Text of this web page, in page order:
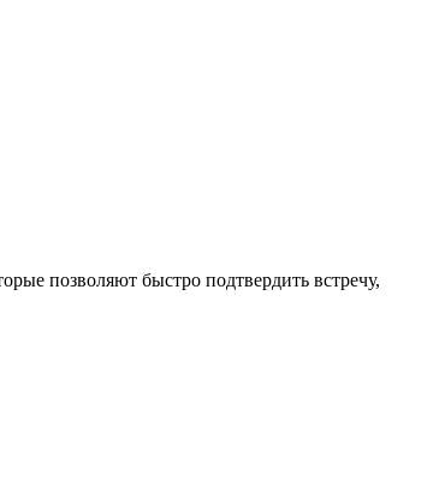
позволяют быстро подтвердить встречу,